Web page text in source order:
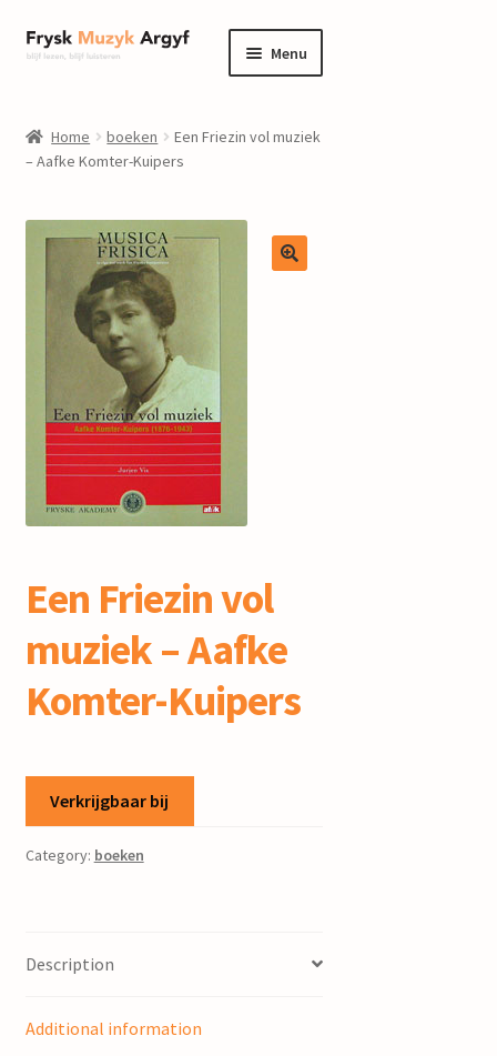
Ga
door
navigatie
Ga
naar
inhoud
Menu
informatie
winkel
uitvouwen
Componisten
contact
mijn account
Home boeken
Een Friezin vol muziek
– Aafke Komter-Kuipers
Een Friezin vol
muziek – Aafke
Komter-Kuipers
Verkrijgbaar bij
Category: boeken
Description
Additional information